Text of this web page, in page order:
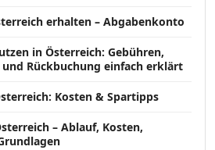
erhalten – Abgabenkonto
in Österreich: Gebühren,
Rückbuchung einfach erklärt
Kosten & Spartipps
– Ablauf, Kosten,